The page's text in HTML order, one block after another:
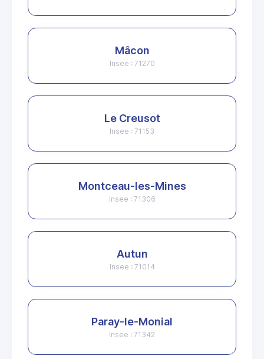
Mâcon
Insee : 71270
Le Creusot
Insee : 71153
Montceau-les-Mines
Insee : 71306
Autun
Insee : 71014
Paray-le-Monial
Insee : 71342